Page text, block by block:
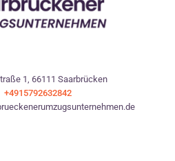
1, 66111 Saarbrücken
+4915792632842